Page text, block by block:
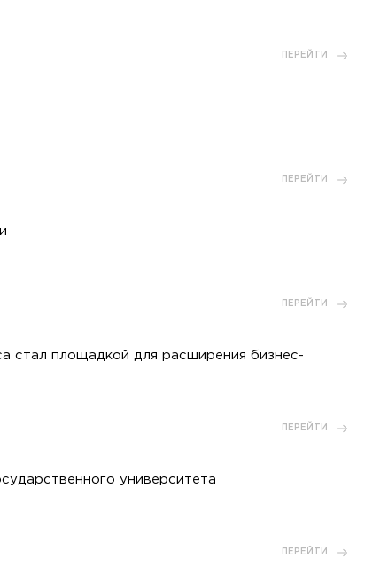
ПЕРЕЙТИ
ПЕРЕЙТИ
ПЕРЕЙТИ
стал площадкой для расширения бизнес-
ПЕРЕЙТИ
университета
ПЕРЕЙТИ